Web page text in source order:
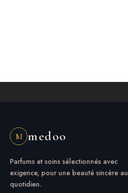
M medoo
Parfums et soins sélectionnés avec
exigence, pour une beauté sincère au
quotidien.